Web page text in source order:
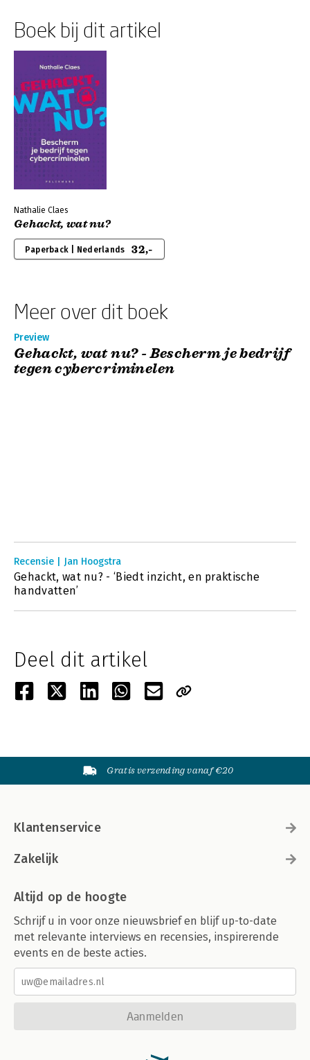
Boek bij dit artikel
Nathalie Claes
Gehackt, wat nu?
Paperback | Nederlands 32,-
Meer over dit boek
Preview
Gehackt, wat nu? - Bescherm je bedrijf
tegen cybercriminelen
Recensie | Jan Hoogstra
Gehackt, wat nu? - ‘Biedt inzicht, en praktische
handvatten’
Deel dit artikel
Gratis verzending vanaf €20
Klantenservice
Zakelijk
Altijd op de hoogte
Schrijf u in voor onze nieuwsbrief en blijf up-to-date
met relevante interviews en recensies, inspirerende
events en de beste acties.
Aanmelden